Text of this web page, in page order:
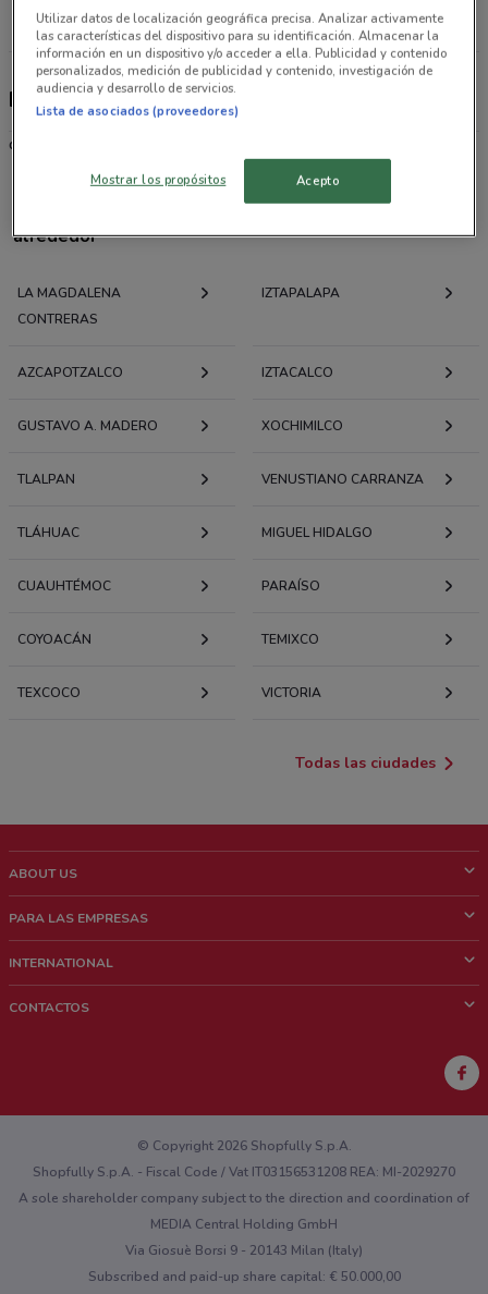
Todas las tiendas Disfraces de Peli
Disfraces de Peli
disfraces
Ofertas folletos y catálogos por ciudad a tu
alrededor
LA MAGDALENA
CONTRERAS
IZTAPALAPA
AZCAPOTZALCO IZTACALCO
GUSTAVO A. MADERO XOCHIMILCO
TLALPAN VENUSTIANO CARRANZA
TLÁHUAC MIGUEL HIDALGO
CUAUHTÉMOC PARAÍSO
COYOACÁN TEMIXCO
TEXCOCO VICTORIA
Todas las ciudades
ABOUT US
¿Quiénes Somos?
Trabaja con nosotros
PARA LAS EMPRESAS
Contacto comercial
INTERNATIONAL
CONTACTOS
¿Encontraste un problema en la web o en la aplicación?
© Copyright 2026 Shopfully S.p.A.
Shopfully S.p.A. - Fiscal Code / Vat IT03156531208 REA: MI-2029270
A sole shareholder company subject to the direction and coordination of
MEDIA Central Holding GmbH
Via Giosuè Borsi 9 - 20143 Milan (Italy)
Subscribed and paid-up share capital: € 50.000,00
Utilizar datos de localización geográfica precisa. Analizar activamente
las características del dispositivo para su identificación. Almacenar la
información en un dispositivo y/o acceder a ella. Publicidad y contenido
personalizados, medición de publicidad y contenido, investigación de
audiencia y desarrollo de servicios.
Lista de asociados (proveedores)
Mostrar los propósitos Acepto